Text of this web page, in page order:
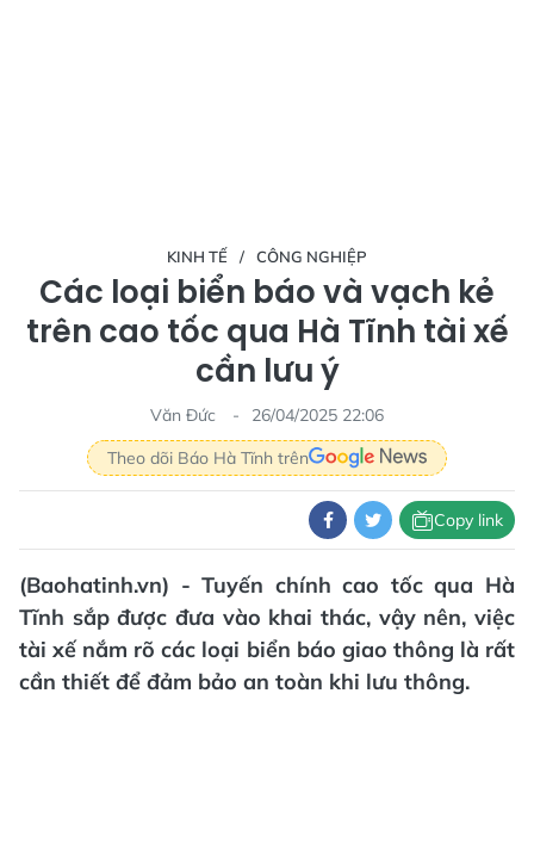
KINH TẾ CÔNG NGHIỆP
Các loại biển báo và vạch kẻ
trên cao tốc qua Hà Tĩnh tài xế
cần lưu ý
Văn Đức
26/04/2025 22:06
Theo dõi Báo Hà Tĩnh trên
Copy link
(Baohatinh.vn) - Tuyến chính cao tốc qua Hà
Tĩnh sắp được đưa vào khai thác, vậy nên, việc
tài xế nắm rõ các loại biển báo giao thông là rất
cần thiết để đảm bảo an toàn khi lưu thông.